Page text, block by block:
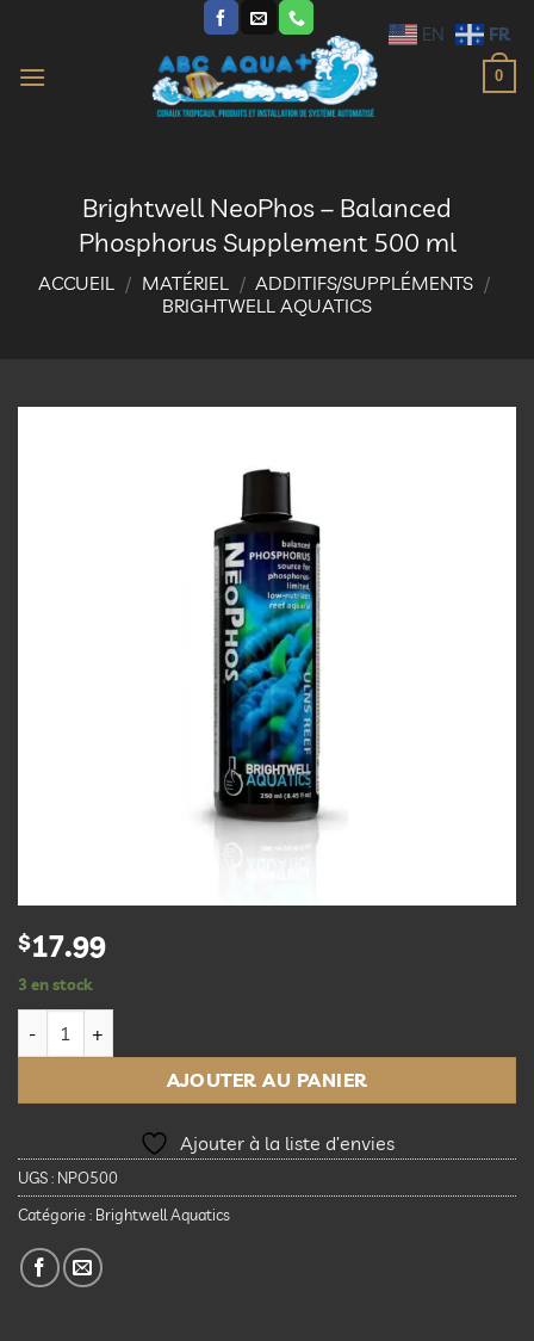
contenu
0
Brightwell NeoPhos – Balanced
Phosphorus Supplement 500 ml
ACCUEIL / MATÉRIEL / ADDITIFS/SUPPLÉMENTS /
BRIGHTWELL AQUATICS
$17.99
3 en stock
AJOUTER AU PANIER
Ajouter à la liste d’envies
UGS : NPO500
Catégorie : Brightwell Aquatics
EN FR